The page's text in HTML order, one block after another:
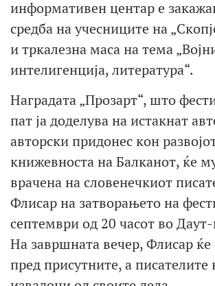
информативен центар е
средба на учесниците на
и тркалезна маса на тема
интелигенција, литература“.
Наградата „Прозарт“, што
пат ја доделува на истакнат
авторски придонес кон
книжевноста на Балканот, ќе
врачена на словенечкиот
Флисар на затворањето на
септември од 20 часот во
На завршната вечер, Флисар ќе
пред присутните, а писателите